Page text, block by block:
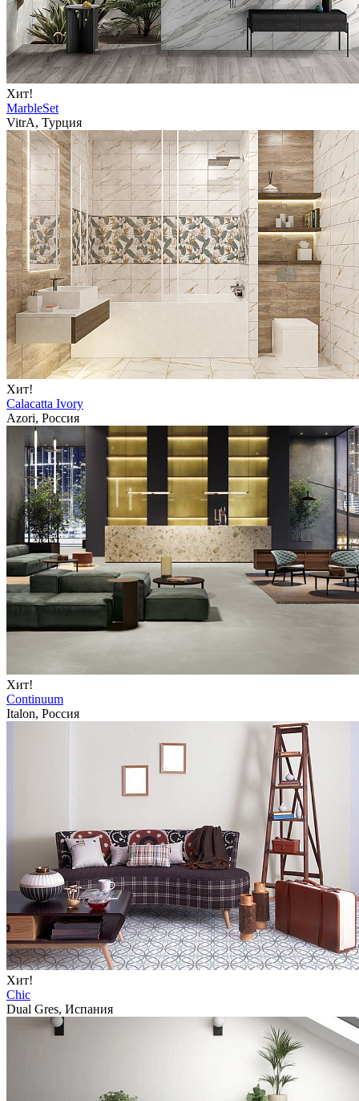
Хит!
MarbleSet
VitrA, Турция
Хит!
Calacatta Ivory
Azori, Россия
Хит!
Continuum
Italon, Россия
Хит!
Chic
Dual Gres, Испания